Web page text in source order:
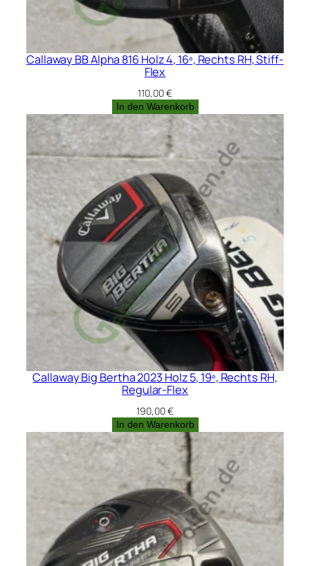
Callaway BB Alpha 816 Holz 4, 16º, Rechts RH, Stiff-
Flex
110,00€
In den Warenkorb
Callaway Big Bertha 2023 Holz 5, 19º, Rechts RH,
Regular-Flex
190,00€
In den Warenkorb